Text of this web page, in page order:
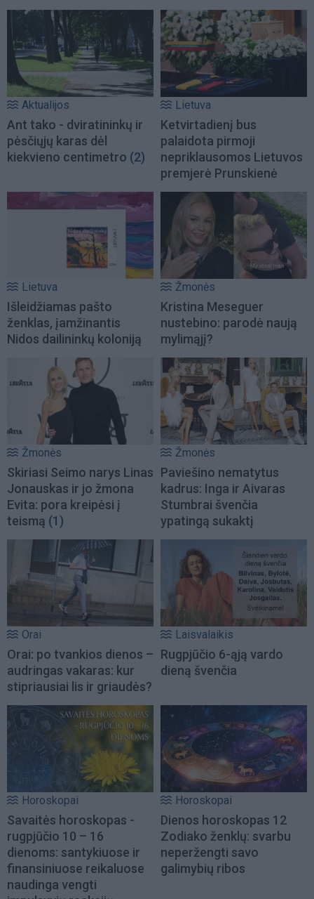
Aktualijos
Ant tako - dviratininkų ir
pėsčiųjų karas dėl
kiekvieno centimetro (2)
Lietuva
Ketvirtadienį bus
palaidota pirmoji
nepriklausomos Lietuvos
premjerė Prunskienė
Lietuva
Išleidžiamas pašto
ženklas, įamžinantis
Nidos dailininkų koloniją
Žmonės
Kristina Meseguer
nustebino: parodė naują
mylimąjį?
Žmonės
Skiriasi Seimo narys Linas
Jonauskas ir jo žmona
Evita: pora kreipėsi į
teismą (1)
Žmonės
Paviešino nematytus
kadrus: Inga ir Aivaras
Stumbrai švenčia
ypatingą sukaktį
Orai
Orai: po tvankios dienos –
audringas vakaras: kur
stipriausiai lis ir griaudės?
Laisvalaikis
Rugpjūčio 6-ąją vardo
dieną švenčia
Horoskopai
Savaitės horoskopas -
rugpjūčio 10 – 16
dienoms: santykiuose ir
finansiniuose reikaluose
naudinga vengti
Horoskopai
Dienos horoskopas 12
Zodiako ženklų: svarbu
neperžengti savo
galimybių ribos